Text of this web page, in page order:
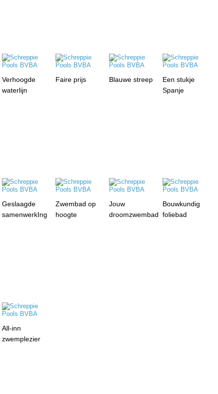
Verhoogde
waterlijn
Faire prijs Blauwe streep
Een stukje
Spanje
Geslaagde
samenwerkIng
Zwembad op
hoogte
Jouw
droomzwembad
Bouwkundig
foliebad
All-inn
zwemplezier